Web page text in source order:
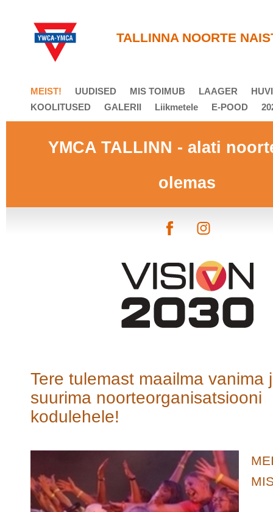
TALLINNA NOORTE
MEIST! UUDISED MIS TOIMUB LAAGER
KOOLITUSED
GALERII Liikmetele E-POOD
YMCA TALLINN - alati
olemas
Tere tulemast maailma vanima
suurima noorteorganisatsiooni
kodulehele!